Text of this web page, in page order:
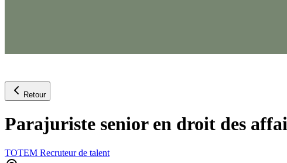
Retour
Parajuriste senior en droit des
TOTEM Recruteur de talent